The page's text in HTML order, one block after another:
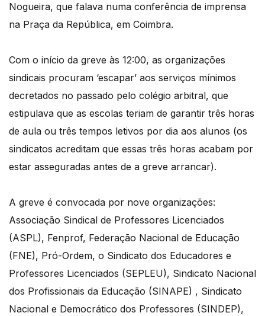
Nogueira, que falava numa conferência de imprensa
na Praça da República, em Coimbra.
Com o início da greve às 12:00, as organizações
sindicais procuram ‘escapar’ aos serviços mínimos
decretados no passado pelo colégio arbitral, que
estipulava que as escolas teriam de garantir três horas
de aula ou três tempos letivos por dia aos alunos (os
sindicatos acreditam que essas três horas acabam por
estar asseguradas antes de a greve arrancar).
A greve é convocada por nove organizações:
Associação Sindical de Professores Licenciados
(ASPL), Fenprof, Federação Nacional de Educação
(FNE), Pró-Ordem, o Sindicato dos Educadores e
Professores Licenciados (SEPLEU), Sindicato Nacional
dos Profissionais da Educação (SINAPE) , Sindicato
Nacional e Democrático dos Professores (SINDEP),